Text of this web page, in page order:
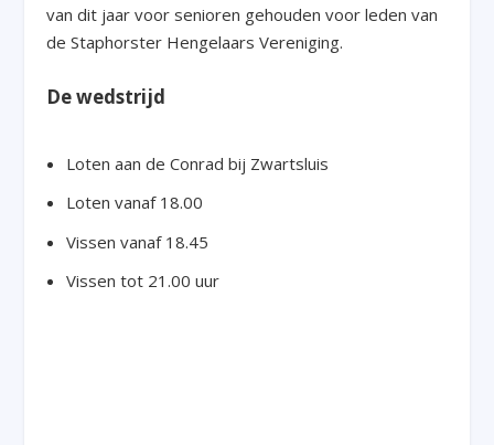
van dit jaar voor senioren gehouden voor leden van
de Staphorster Hengelaars Vereniging.
De wedstrijd
Loten aan de Conrad bij Zwartsluis
Loten vanaf 18.00
Vissen vanaf 18.45
Vissen tot 21.00 uur